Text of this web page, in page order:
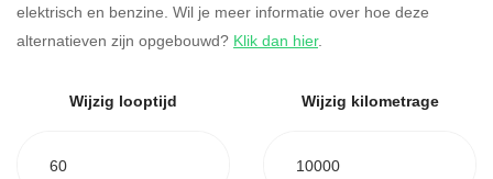
elektrisch en benzine. Wil je meer informatie over hoe deze
alternatieven zijn opgebouwd? Klik dan hier.
Wijzig looptijd
60
Wijzig kilometrage
10000